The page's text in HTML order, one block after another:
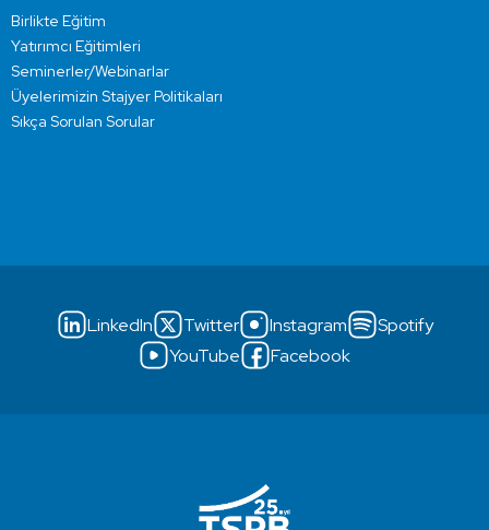
Birlikte Eğitim
Yatırımcı Eğitimleri
Seminerler/Webinarlar
Üyelerimizin Stajyer Politikaları
Sıkça Sorulan Sorular
LinkedIn Twitter Instagram
Spotify
YouTube
Facebook